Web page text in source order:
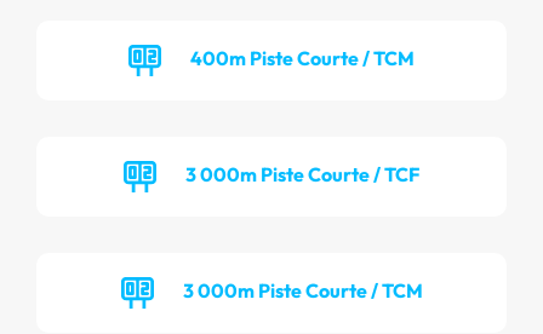
400m Piste Courte / TCM
3 000m Piste Courte / TCF
3 000m Piste Courte / TCM